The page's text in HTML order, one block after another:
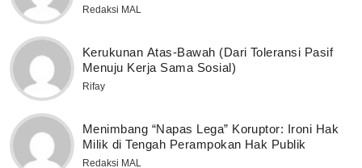
Redaksi MAL
Kerukunan Atas-Bawah (Dari Toleransi Pasif
Menuju Kerja Sama Sosial)
Rifay
Menimbang “Napas Lega” Koruptor: Ironi Hak
Milik di Tengah Perampokan Hak Publik
Redaksi MAL